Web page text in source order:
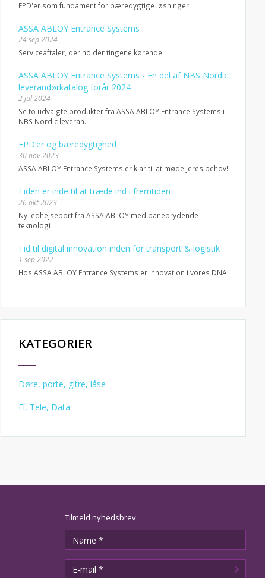
EPD'er som fundament for bæredygtige løsninger
ASSA ABLOY Entrance Systems
24 sep 2024
Serviceaftaler, der holder tingene kørende
ASSA ABLOY Entrance Systems - En del af NBS Nordic
leverandørkatalog forår 2024
2 jul 2024
Se to udvalgte produkter fra ASSA ABLOY Entrance Systems i
NBS Nordic leveran...
EPD’er og bæredygtighed
30 nov 2023
ASSA ABLOY Entrance Systems er klar til at møde jeres behov!
Tiden er inde til at træde ind i fremtiden
26 okt 2023
Ny ledhejseport fra ASSA ABLOY med banebrydende
teknologi
Tid til digital innovation inden for transport & logistik
1 sep 2022
Hos ASSA ABLOY Entrance Systems er innovation i vores DNA
KATEGORIER
Døre, porte, gitre, låse
El, Tele, Data
Tilmeld nyhedsbrev